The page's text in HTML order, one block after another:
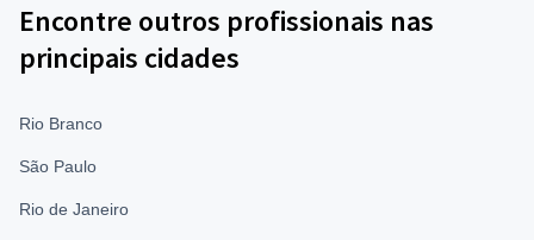
Encontre outros profissionais nas
principais cidades
Rio Branco
São Paulo
Rio de Janeiro